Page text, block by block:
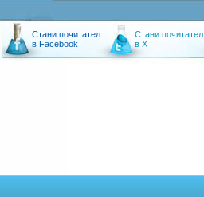
Стани почитател
в Facebook
Стани почитател
в X